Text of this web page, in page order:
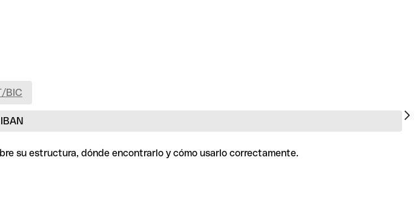
IBAN
BIC
su estructura, dónde encontrarlo y cómo usarlo correctamente.